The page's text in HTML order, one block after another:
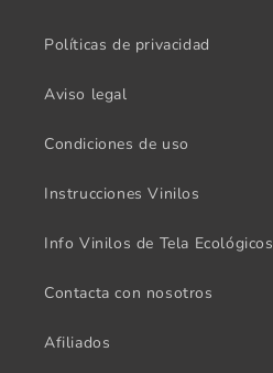
Políticas de privacidad
Aviso legal
Condiciones de uso
Instrucciones Vinilos
Info Vinilos de Tela Ecológicos
Contacta con nosotros
Afiliados